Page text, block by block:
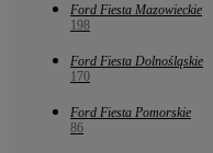
Ford Fiesta Mazowieckie
198
Ford Fiesta Dolnośląskie
170
Ford Fiesta Pomorskie
86